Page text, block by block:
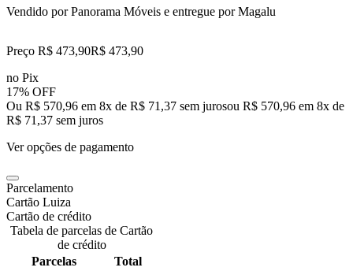
Vendido porPanorama Móveis e entregue por Magalu
Preço R$ 473,90R$ 473,90
no Pix
17% OFF
Ou R$ 570,96 em 8x de R$ 71,37 sem jurosou R$ 570,96 em 8x de
R$ 71,37 sem juros
Ver opções de pagamento
Parcelamento
Cartão Luiza
Cartão de crédito
Tabela de parcelas de Cartão
de crédito
Parcelas
Total